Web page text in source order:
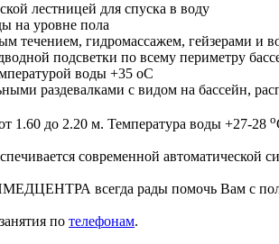
лестницей для спуска в воду
на уровне пола
течением, гидромассажем, гейзерами и
подсветки по всему периметру
воды +35 oC
раздевалками с видом на бассейн,
1.60 до 2.20 м. Температура воды +27-28 o
современной автоматической
всегда рады помочь Вам с
по телефонам.